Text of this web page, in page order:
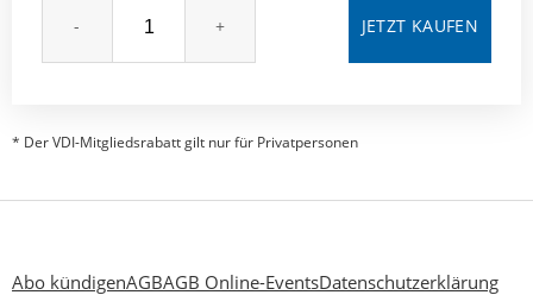
- +
* Der VDI-Mitgliedsrabatt gilt nur für Privatpersonen
Abo kündigenAGBAGB Online-EventsDatenschutzerklärung